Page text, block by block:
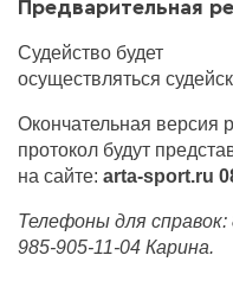
Предварительная
Судейство будет
осуществляться
Окончательная версия
протокол будут
на сайте: arta-sport.ru
Телефоны для
985-905-11-04 Карина.